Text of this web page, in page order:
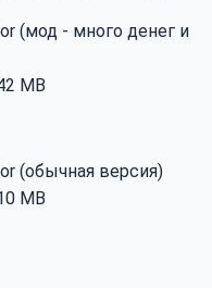
(мод - много денег и
MB
(обычная версия)
MB